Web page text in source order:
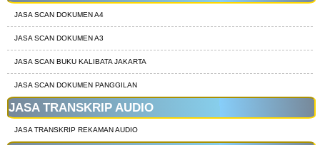
JASA SCAN DOKUMEN A4
JASA SCAN DOKUMEN A3
JASA SCAN BUKU KALIBATA JAKARTA
JASA SCAN DOKUMEN PANGGILAN
JASA TRANSKRIP AUDIO
JASA TRANSKRIP REKAMAN AUDIO